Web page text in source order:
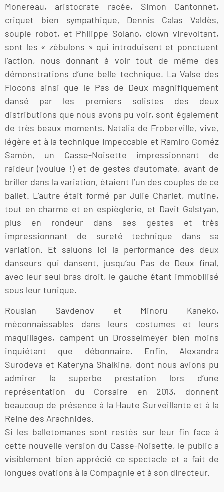
Monereau, aristocrate racée, Simon Cantonnet,
criquet bien sympathique, Dennis Calas Valdès,
souple robot, et Philippe Solano, clown virevoltant,
sont les « zébulons » qui introduisent et ponctuent
l’action, nous donnant à voir tout de même des
démonstrations d’une belle technique. La Valse des
Flocons ainsi que le Pas de Deux magnifiquement
dansé par les premiers solistes des deux
distributions que nous avons pu voir, sont également
de très beaux moments. Natalia de Froberville, vive,
légère et à la technique impeccable et Ramiro Goméz
Samón, un Casse-Noisette impressionnant de
raideur (voulue !) et de gestes d’automate, avant de
briller dans la variation, étaient l’un des couples de ce
ballet. L’autre était formé par Julie Charlet, mutine,
tout en charme et en espièglerie, et Davit Galstyan,
plus en rondeur dans ses gestes et très
impressionnant de sureté technique dans sa
variation. Et saluons ici la performance des deux
danseurs qui dansent, jusqu’au Pas de Deux final,
avec leur seul bras droit, le gauche étant immobilisé
sous leur tunique.
Rouslan Savdenov et Minoru Kaneko,
méconnaissables dans leurs costumes et leurs
maquillages, campent un Drosselmeyer bien moins
inquiétant que débonnaire. Enfin, Alexandra
Surodeva et Kateryna Shalkina, dont nous avions pu
admirer la superbe prestation lors d’une
représentation du Corsaire en 2013, donnent
beaucoup de présence à la Haute Surveillante et à la
Reine des Arachnides.
Si les balletomanes sont restés sur leur fin face à
cette nouvelle version du Casse-Noisette, le public a
visiblement bien apprécié ce spectacle et a fait de
longues ovations à la Compagnie et à son directeur.